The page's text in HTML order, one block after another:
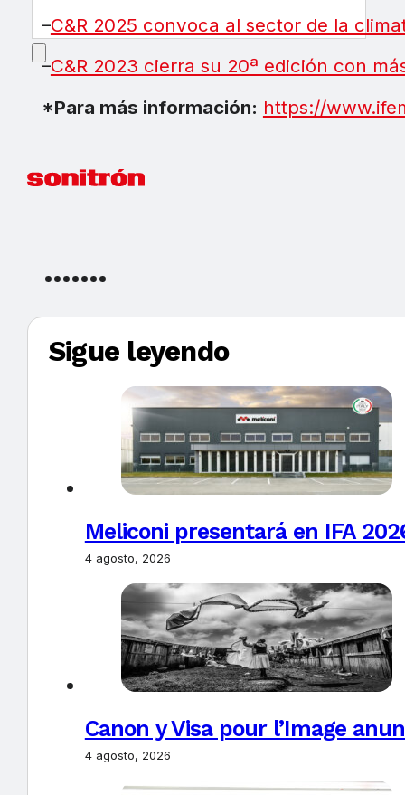
–C&R 2025 convoca al sector de la
–C&R 2023 cierra su 20ª edición con
*Para más información: https://
Sigue leyendo
Meliconi presentará en IFA
4 agosto, 2026
Canon y Visa pour l’Image
4 agosto, 2026